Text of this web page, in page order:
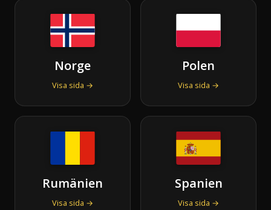
Norge
Visa sida →
Polen
Visa sida →
Rumänien
Visa sida →
Spanien
Visa sida →